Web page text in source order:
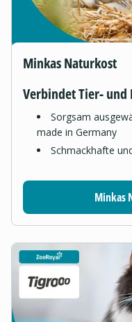
Minkas Naturkost
Verbindet Tier-
Sorgsam
made in Germany
Schmackhafte
Minkas